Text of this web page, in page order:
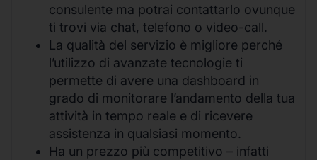
consulente ma potrai contattarlo ovunque
ti trovi via chat, telefono o video-call.
La qualità del servizio è migliore perché
l’utilizzo di avanzate tecnologie ti
permette di avere una dashboard in
grado di monitorare l’andamento della tua
attività in tempo reale e di ricevere
assistenza in qualsiasi momento.
Ha un prezzo più competitivo – infatti